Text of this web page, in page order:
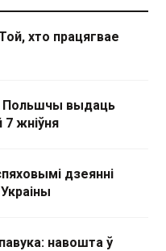
хто працягвае
Польшчы выдаць
7 жніўня
дзеянні
навошта ў